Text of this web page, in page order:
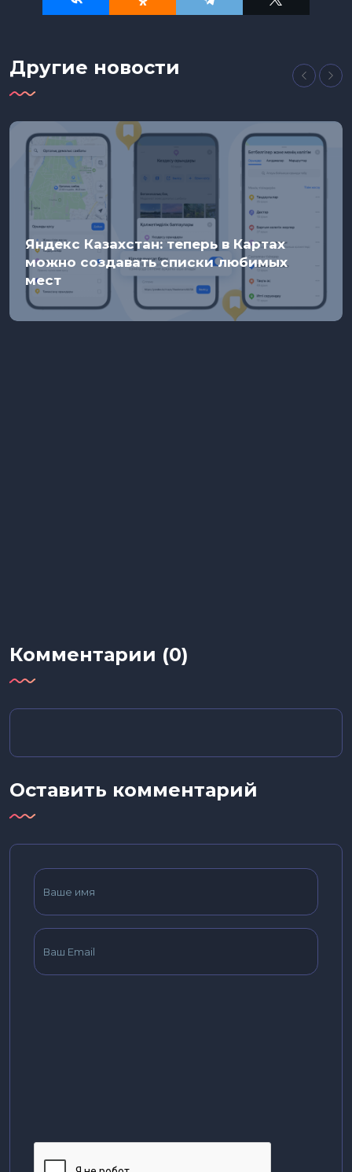
Другие новости
Яндекс Казахстан: теперь в Картах
можно создавать списки любимых
мест
Комментарии (0)
Оставить комментарий